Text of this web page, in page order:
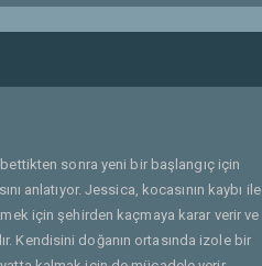
sonra yeni bir başlangıç için
anlatıyor. Jessica, kocasının kaybı ile
için şehirden kaçmaya karar verir ve
Kendisini doğanın ortasında izole bir